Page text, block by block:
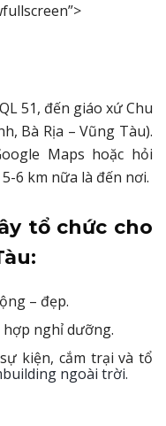
51, đến giáo xứ Chu
Bà Rịa – Vũng Tàu).
Maps hoặc hỏi
6 km nữa là đến nơi.
tổ chức cho
– đẹp.
nghỉ dưỡng.
kiện, cắm trại và tổ
ngoài trời.